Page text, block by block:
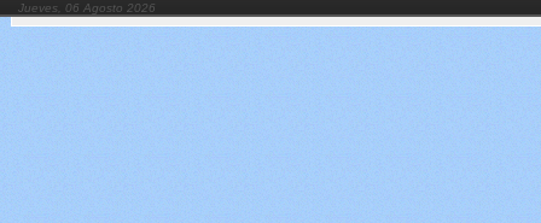
Jueves, 06 Agosto 2026